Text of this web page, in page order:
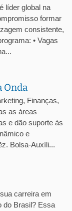
líder global na
formar
consistente,
• Vagas
Onda
Finanças,
as áreas
e dão suporte às
e
Bolsa-Auxíli...
carreira em
do Brasil? Essa